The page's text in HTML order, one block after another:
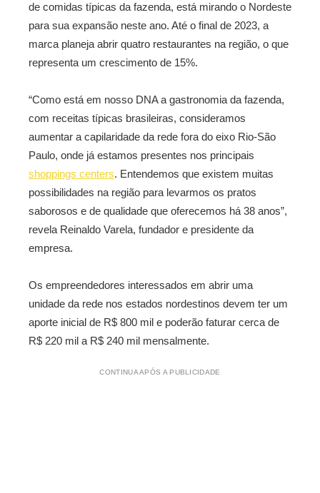
de comidas típicas da fazenda, está mirando o Nordeste
para sua expansão neste ano. Até o final de 2023, a
marca planeja abrir quatro restaurantes na região, o que
representa um crescimento de 15%.
“Como está em nosso DNA a gastronomia da fazenda,
com receitas típicas brasileiras, consideramos
aumentar a capilaridade da rede fora do eixo Rio-São
Paulo, onde já estamos presentes nos principais
shoppings centers. Entendemos que existem muitas
possibilidades na região para levarmos os pratos
saborosos e de qualidade que oferecemos há 38 anos”,
revela Reinaldo Varela, fundador e presidente da
empresa.
Os empreendedores interessados em abrir uma
unidade da rede nos estados nordestinos devem ter um
aporte inicial de R$ 800 mil e poderão faturar cerca de
R$ 220 mil a R$ 240 mil mensalmente.
CONTINUA APÓS A PUBLICIDADE